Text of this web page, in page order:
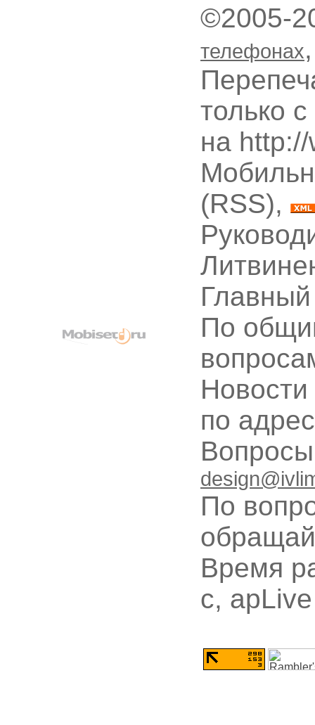
©2005-
телефонах
только
на
(RSS),
По
по
По
Время
с,